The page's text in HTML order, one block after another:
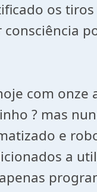
os
com
? mas
e
a